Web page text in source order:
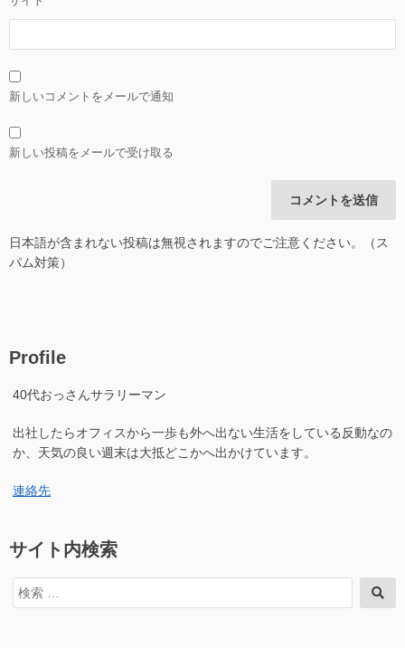
新しいコメントをメールで通知
新しい投稿をメールで受け取る
日本語が含まれない投稿は無視されますのでご注意ください。（ス
パム対策）
Profile
40代おっさんサラリーマン
出社したらオフィスから一歩も外へ出ない生活をしている反動なの
か、天気の良い週末は大抵どこかへ出かけています。
連絡先
サイト内検索
検
索
索